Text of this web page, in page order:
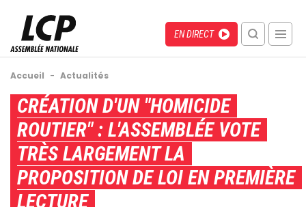
contenu
principal
Menu
recherche
mobile
Direct
EN DIRECT
Fil
d'Ariane
Accueil - Actualités
Back
top
CRÉATION D'UN "HOMICIDE
ROUTIER" : L'ASSEMBLÉE VOTE
TRÈS LARGEMENT LA
PROPOSITION DE LOI EN PREMIÈRE
LECTURE